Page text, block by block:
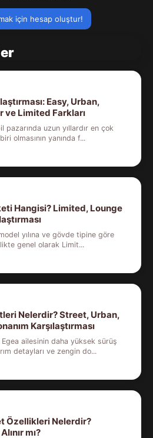
için hesap oluştur!
Easy, Urban,
ve Limited Farkları
pazarında uzun yıllardır en çok
olmasının yanında f...
Hangisi? Limited, Lounge
yılına ve gövde tipine göre
genel olarak Limit...
Nelerdir? Street, Urban,
Karşılaştırması
ailesinin daha yüksek sürüş
detayları ve zengin do...
Özellikleri Nelerdir?
mı?